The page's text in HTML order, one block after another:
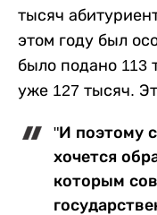
тысяч
этом году был
было подано 113
уже 127 тысяч.
"И поэтому
хочется
которым